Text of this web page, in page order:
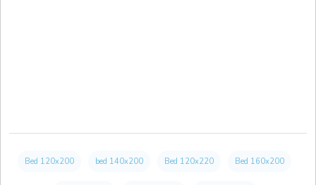
Bed 120x200 bed 140x200 Bed 120x220 Bed 160x200